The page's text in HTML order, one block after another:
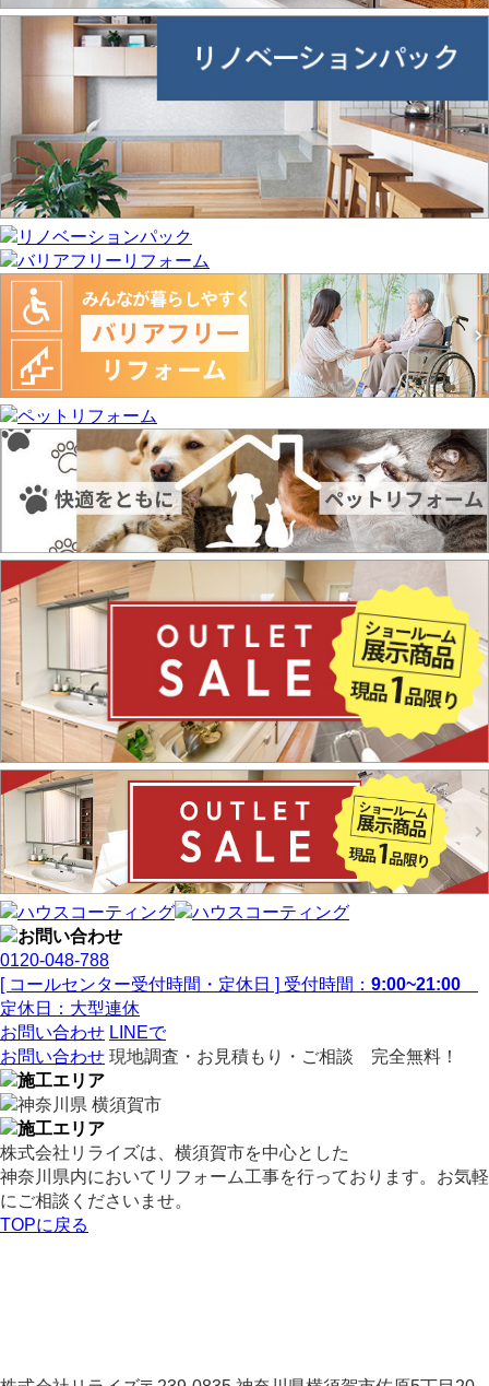
0120-048-788
[ コールセンター受付時間・定休日 ] 受付時間： 9:00~21:00
定休日：大型連休
お問い合わせ LINEで
お問い合わせ 現地調査・お見積もり・ご相談 完全無料！
株式会社リライズは、横須賀市を中心とした
神奈川県内においてリフォーム工事を行っております。お気軽
にご相談くださいませ。
TOPに戻る